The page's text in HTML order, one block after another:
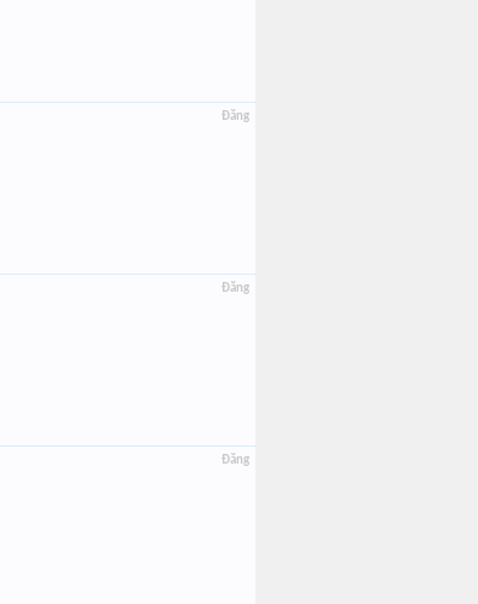
Đăng
Đăng
Đăng